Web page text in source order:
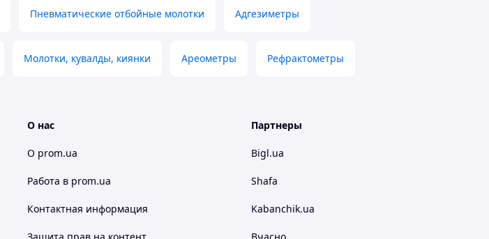
Пневматические отбойные молотки Адгезиметры
Молотки, кувалды, киянки Ареометры Рефрактометры
О нас
О prom.ua
Работа в prom.ua
Контактная информация
Партнеры
Bigl.ua
Shafa
Kabanchik.ua